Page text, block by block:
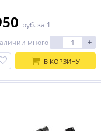
руб. за 1
много
- +
В КОРЗИНУ